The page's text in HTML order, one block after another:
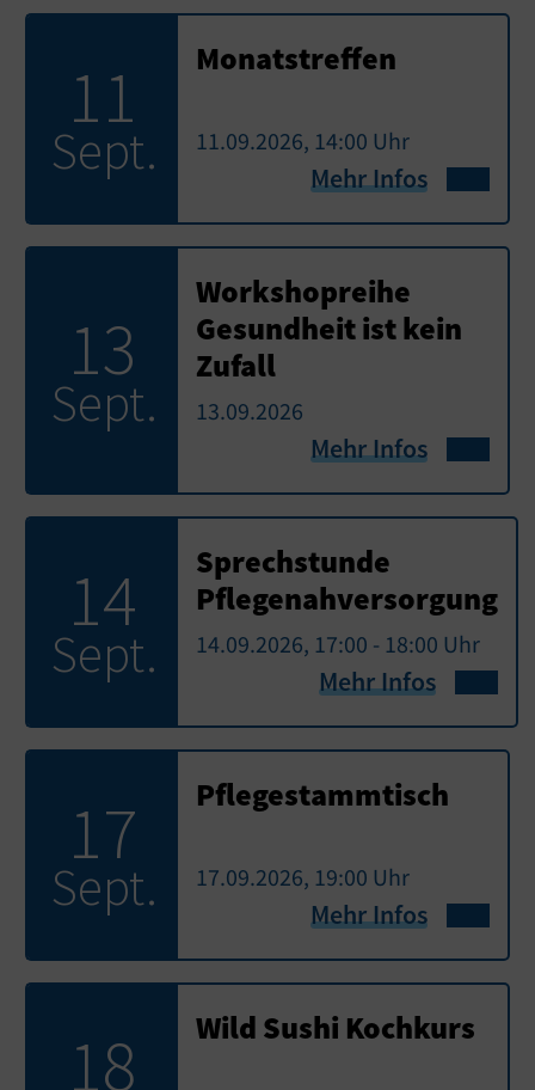
11
Sept.
Monatstreffen
11.09.2026, 14:00 Uhr
Mehr Infos
13
Sept.
Workshopreihe
Gesundheit ist kein
Zufall
13.09.2026
Mehr Infos
14
Sept.
Sprechstunde
Pflegenahversorgung
14.09.2026, 17:00 - 18:00 Uhr
Mehr Infos
17
Sept.
Pflegestammtisch
17.09.2026, 19:00 Uhr
Mehr Infos
18 Wild Sushi Kochkurs